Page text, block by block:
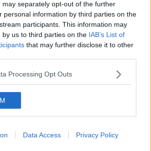
may separately opt-out of the further
personal information by third parties on the
participants. This information may
by us to third parties on the IAB’s List of
that may further disclose it to other
Processing Opt Outs
Data Access Privacy Policy
anche:
ovunque e per tutti